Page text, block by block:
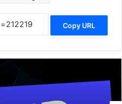
Copy URL